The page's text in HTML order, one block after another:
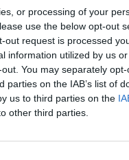
or processing of your
use the below opt-out
out request is processed
information utilized by us
You may separately
on the IAB’s list of
us to third parties on the
other third parties.
möchtest,